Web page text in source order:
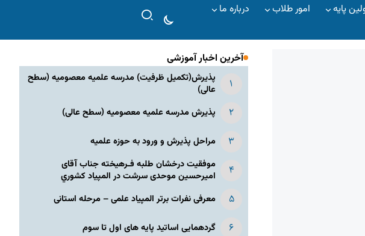
پایه امور طلاب درباره ما
آخرین اخبار آموزشی
پذیرش(تکمیل ظرفیت) مدرسه علمیه معصومیه‌ (سطح
عالی)
پذیرش مدرسه علمیه معصومیه‌ (سطح عالی)
مراحل پذیرش و ورود به حوزه علمیه
موفقیت درخشان طلبه فـرهیخته جناب آقای
امیرحسین موحدی سرشت در المپياد كشوري
معرفی نفرات برتر المپیاد علمی – مرحله استانی
گردهمایی اساتید پایه های اول تا سوم